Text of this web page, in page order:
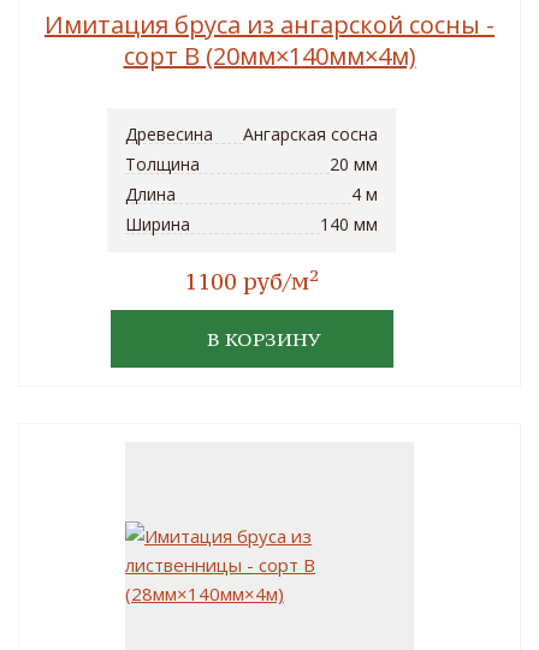
Имитация бруса из ангарской сосны -
сорт B (20мм×140мм×4м)
Древесина
Ангарская сосна
Толщина
20 мм
Длина
4 м
Ширина
140 мм
1100 руб/м2
В КОРЗИНУ